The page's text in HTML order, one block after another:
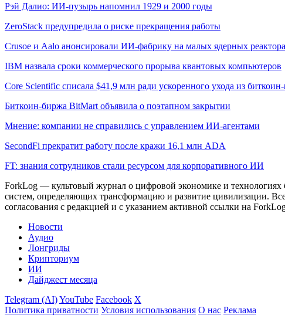
Рэй Далио: ИИ-пузырь напомнил 1929 и 2000 годы
ZeroStack предупредила о риске прекращения работы
Crusoe и Aalo анонсировали ИИ-фабрику на малых ядерных
IBM назвала сроки коммерческого прорыва квантовых компьютеров
Core Scientific списала $41,9 млн ради ускоренного ухода из
Биткоин-биржа BitMart объявила о поэтапном закрытии
Мнение: компании не справились с управлением ИИ-агентами
SecondFi прекратит работу после кражи 16,1 млн ADA
FT: знания сотрудников стали ресурсом для корпоративного ИИ
ForkLog — культовый журнал о цифровой экономике и технологиях
систем, определяющих трансформацию и развитие цивилизации.
согласования с редакцией и с указанием активной ссылки на
Новости
Аудио
Лонгриды
Крипториум
ИИ
Дайджест месяца
Telegram (AI)YouTube Facebook X
Политика приватности Условия использования О нас Реклама